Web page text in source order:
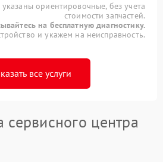
ориентировочные, без учета
стоимости запчастей.
на бесплатную диагностику.
и укажем на неисправность.
все услуги
центра